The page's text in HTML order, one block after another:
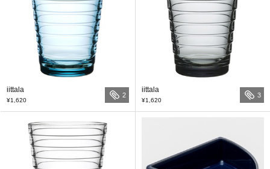
iittala
¥1,620
2
iittala
¥1,620
3